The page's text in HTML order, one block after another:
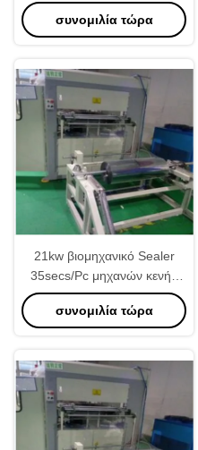
πάχος ταινιών
συνομιλία τώρα
21kw βιομηχανικό Sealer
35secs/Pc μηχανών κενής
συσκευασίας διευθετήσιμο
συνομιλία τώρα